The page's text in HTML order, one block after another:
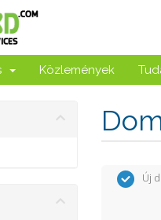
Közlemények
Új